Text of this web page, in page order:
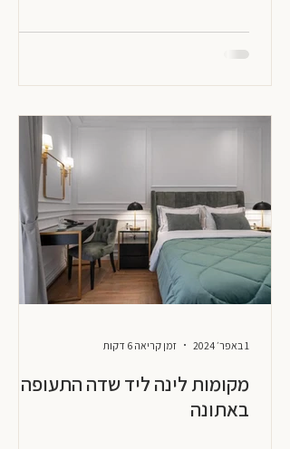
מקומות לינה ליד שדה התעופה
באתונה
1 באפר׳ 2024 זמן קריאה 6 דקות